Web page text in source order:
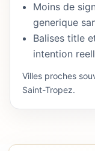
Moins de
generique
Balises title
intention
Villes proches
Saint-Tropez.